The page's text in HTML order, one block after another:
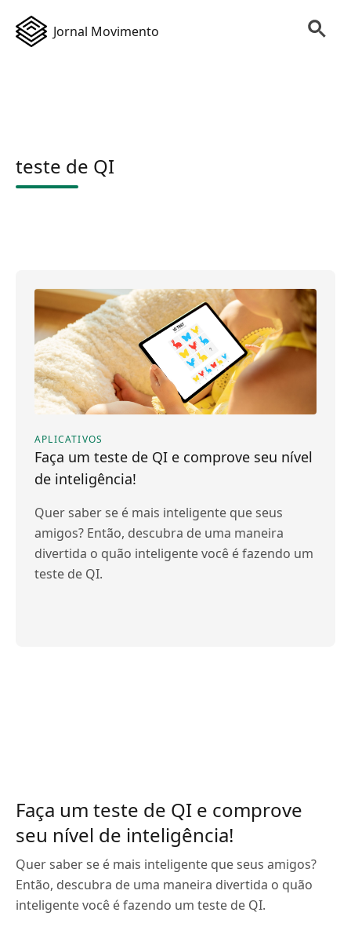
Jornal Movimento
teste de QI
APLICATIVOS
Faça um teste de QI e comprove seu nível
de inteligência!
Quer saber se é mais inteligente que seus
amigos? Então, descubra de uma maneira
divertida o quão inteligente você é fazendo um
teste de QI.
Faça um teste de QI e comprove
seu nível de inteligência!
Quer saber se é mais inteligente que seus amigos?
Então, descubra de uma maneira divertida o quão
inteligente você é fazendo um teste de QI.